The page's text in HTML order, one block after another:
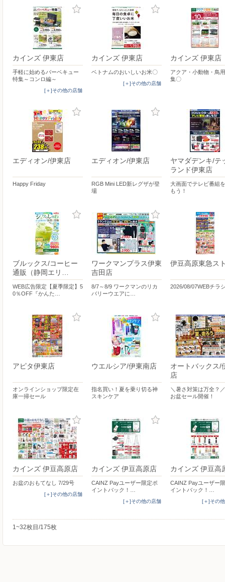
カインズ 伊東店
手軽に始めるバーベキュー
特集～コンロ編～
[＋]その他の店舗
カインズ 伊東店
ベトナムのおいしいお米〇
[＋]その他の店舗
カインズ 伊東店
アクア・小動物・鳥
集〇
エディオン/伊東店
Happy Friday
エディオン/伊東店
RGB Mini LED新レグザが登
場
ヤマダデンキ/テ
ランド伊東店
大画面でテレビ番組
もう！
ブルックス/コーヒー
通販（静岡エリ…
WEB広告限定【夏季限定】5
0％OFF『かんた…
ワークマンプラス伊東
吉田店
8/7～8/9 ワークマンのリカ
バリーウエアに…
伊豆高原東急ス
2026/08/07WEBチラ
アピタ伊東店
オンラインショップ限定在
庫一掃セール
ウエルシア/伊東南店
指名買い！夏を乗り切る神
スキンケア
オートバックス/
店
＼暑さ対策は万全？
お盆セール開催！
カインズ 伊豆高原店
お盆のおもてなし 7/29号
[＋]その他の店舗
カインズ 伊豆高原店
CAINZ Payユーザー限定ポ
イントバック！…
[＋]その他の店舗
カインズ 伊豆高
CAINZ Payユーザー
イントバック！…
[＋]その
1~32枚目/175枚